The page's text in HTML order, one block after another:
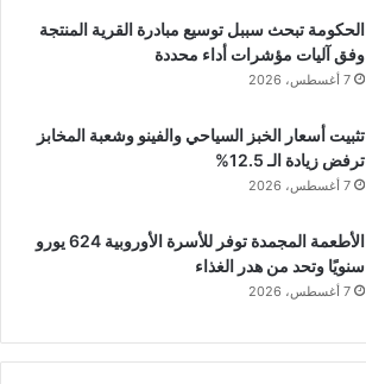
الحكومة تبحث سببل توسيع مبادرة القرية المنتجة
وفق آليات مؤشرات أداء محددة
7 أغسطس، 2026
تثبيت أسعار الخبز السياحي والفينو وشعبة المخابز
ترفض زيادة الـ 12.5%
7 أغسطس، 2026
الأطعمة المجمدة توفر للأسرة الأوروبية 624 يورو
سنويًا وتحد من هدر الغذاء
7 أغسطس، 2026